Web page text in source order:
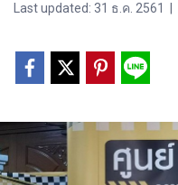
Last updated: 31 ธ.ค. 2561